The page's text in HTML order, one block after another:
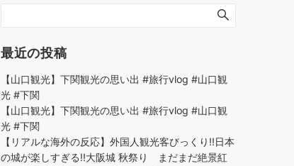
最近の投稿
【山口観光】下関観光の思い出 #旅行vlog #山口観
光 #下関
【山口観光】下関観光の思い出 #旅行vlog #山口観
光 #下関
【リアルな海外の反応】外国人観光客びっくり!!日本
の城が楽しすぎる!!大阪城 秋祭り まだまだ絶景紅